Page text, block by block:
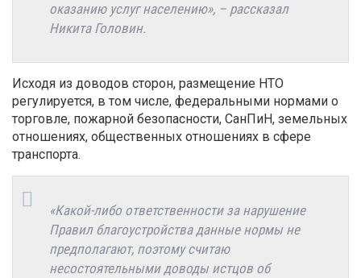
оказанию услуг населению», – рассказал
Никита Головин.
Исходя из доводов сторон, размещение НТО
регулируется, в том числе, федеральными нормами о
торговле, пожарной безопасности, СанПиН, земельных
отношениях, общественных отношениях в сфере
транспорта.
«Какой-либо ответственности за нарушение
Правил благоустройства данные нормы не
предполагают, поэтому считаю
несостоятельными доводы истцов об